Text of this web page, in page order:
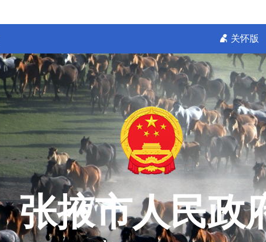
关怀版
张掖市人民政